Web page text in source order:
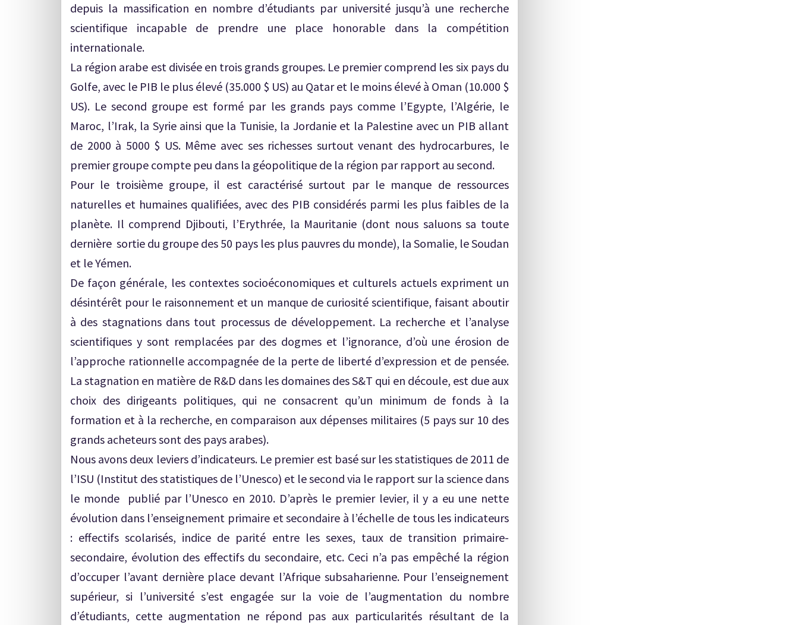
depuis la massification en nombre d’étudiants par université jusqu’à une recherche
scientifique incapable de prendre une place honorable dans la compétition
internationale.
La région arabe est divisée en trois grands groupes. Le premier comprend les six pays du
Golfe, avec le PIB le plus élevé (35.000 $ US) au Qatar et le moins élevé à Oman (10.000 $
US). Le second groupe est formé par les grands pays comme l’Egypte, l’Algérie, le
Maroc, l’Irak, la Syrie ainsi que la Tunisie, la Jordanie et la Palestine avec un PIB allant
de 2000 à 5000 $ US. Même avec ses richesses surtout venant des hydrocarbures, le
premier groupe compte peu dans la géopolitique de la région par rapport au second.
Pour le troisième groupe, il est caractérisé surtout par le manque de ressources
naturelles et humaines qualifiées, avec des PIB considérés parmi les plus faibles de la
planète. Il comprend Djibouti, l’Erythrée, la Mauritanie (dont nous saluons sa toute
dernière sortie du groupe des 50 pays les plus pauvres du monde), la Somalie, le Soudan
et le Yémen.
De façon générale, les contextes socioéconomiques et culturels actuels expriment un
désintérêt pour le raisonnement et un manque de curiosité scientifique, faisant aboutir
à des stagnations dans tout processus de développement. La recherche et l’analyse
scientifiques y sont remplacées par des dogmes et l’ignorance, d’où une érosion de
l’approche rationnelle accompagnée de la perte de liberté d’expression et de pensée.
La stagnation en matière de R&D dans les domaines des S&T qui en découle, est due aux
choix des dirigeants politiques, qui ne consacrent qu’un minimum de fonds à la
formation et à la recherche, en comparaison aux dépenses militaires (5 pays sur 10 des
grands acheteurs sont des pays arabes).
Nous avons deux leviers d’indicateurs. Le premier est basé sur les statistiques de 2011 de
l’ISU (Institut des statistiques de l’Unesco) et le second via le rapport sur la science dans
le monde publié par l’Unesco en 2010. D’après le premier levier, il y a eu une nette
évolution dans l’enseignement primaire et secondaire à l’échelle de tous les indicateurs
: effectifs scolarisés, indice de parité entre les sexes, taux de transition primaire-
secondaire, évolution des effectifs du secondaire, etc. Ceci n’a pas empêché la région
d’occuper l’avant dernière place devant l’Afrique subsaharienne. Pour l’enseignement
supérieur, si l’université s’est engagée sur la voie de l’augmentation du nombre
d’étudiants, cette augmentation ne répond pas aux particularités résultant de la